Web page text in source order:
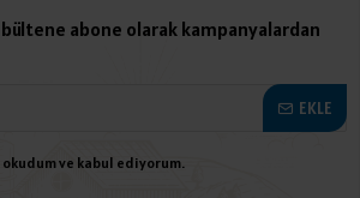
abone olarak kampanyalardan
EKLE
okudum ve kabul ediyorum.